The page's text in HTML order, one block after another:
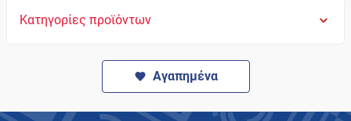
Κατηγορίες προϊόντων
Αγαπημένα